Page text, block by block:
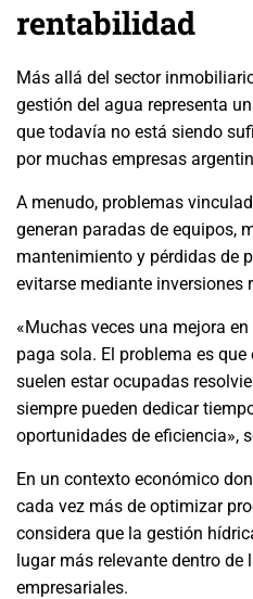
rentabilidad
Más allá del sector
gestión del agua representa
que todavía no está siendo
por muchas empresas
A menudo, problemas
generan paradas de equipos,
mantenimiento y pérdidas de
evitarse mediante inversiones
«Muchas veces una mejora
paga sola. El problema es
suelen estar ocupadas
siempre pueden dedicar
oportunidades de eficiencia»,
En un contexto económico
cada vez más de optimizar
considera que la gestión
lugar más relevante dentro de
empresariales.